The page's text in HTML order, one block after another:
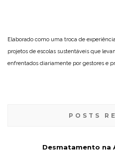
Elaborado como uma troca de
projetos de escolas sustentáveis que
enfrentados diariamente por gestores e
POSTS
Desmatamento na